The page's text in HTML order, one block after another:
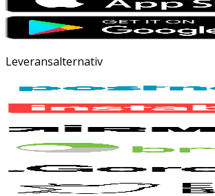
Leveransalternativ